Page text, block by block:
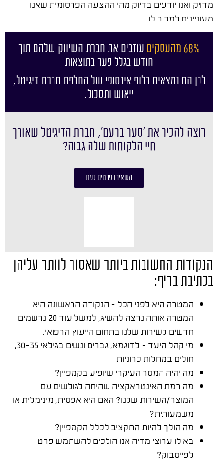
מדויק ואנו יודעים בדיוק מהי ההצעה הפרסומית שאנו
מעוניינים למכור לו.
68% מהעסקים
עוזבים את חברת השיווק שלהם תוך
חודש בגלל פער בתוצאות
לכן הם נמצאים בלופ אינסופי של החלפת חברת דיגיטל,
ייאוש ותסכול.
רוצה להכיר את ׳סער ברעם׳, חברת הדיגיטל שאורך
חיי הלקוחות שלה גבוה?
השאירו פרטים כעת
הנקודות החשובות ביותר שאסור לוותר עליהן
בכתיבת בריף:
המטרה היא לפני הכל – הנקודה הראשונה היא
המטרה אותה נרצה להשיג, למשל עוד 20 נרשמים
חדשים לשירות שלנו בתחום הייעוץ הרפואי.
מי קהל היעד – לדוגמא, גברים ונשים בגילאי 30-35,
חולים במחלות כרוניות
מה יהיה המסר העיקרי שיופיע בקמפיין?
מה רמת האינטראקציה שהיתה לגולשים עם
המוצר/השירות שלנו? האם היא אפסית, מינימלית או
משמעותית?
מה הולך להיות התקציב לכלל הקמפיין?
באילו ערוצי מדיה אנו הולכים להשתמש פרט
לפייסבוק?